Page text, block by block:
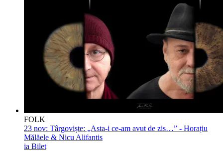
FOLK
23 nov: Târgoviște: „Asta-i ce-am avut de zis…” - Horațiu
Mălăele & Nicu Alifantis
ia Bilet